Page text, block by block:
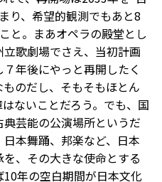
り、希望的観測でもあと8
と。まあオペラの殿堂とし
歌劇場でさえ、当初計画
年後にやっと再開したく
のだし、そもそもほとん
ないことだろう。でも、国
芸能の公演場所というだ
本舞踊、邦楽など、日本
、その大きな使命とする
年の空白期間が日本文化